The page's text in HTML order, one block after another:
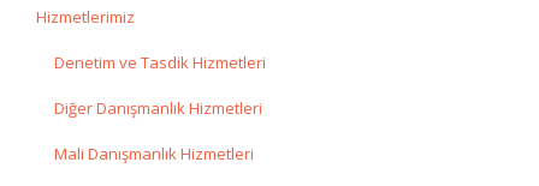
Hizmetlerimiz
Denetim ve Tasdik Hizmetleri
Diğer Danışmanlık Hizmetleri
Mali Danışmanlık Hizmetleri